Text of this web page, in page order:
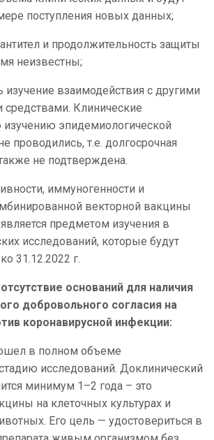
поступления новых данных;
и продолжительность защиты
неизвестны;
изучение взаимодействия с другими
Клинические
изучению эпидемиологической
проводились, т.е. долгосрочная
не подтверждена.
иммуногенности и
векторной вакцины
предметом изучения в
исследований, которые будут
31.12.2022 г.
оснований для наличия
добровольного согласия на
коронавирусной инфекции:
в полном объеме
исследований. Доклинический
минимум 1–2 года – это
на клеточных культурах и
Его цель — удостовериться в